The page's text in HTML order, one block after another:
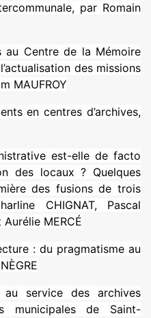
par Romain
au Centre de la Mémoire
des mis­sions
MAUFROY
en cen­tres d’archi­ves,
est-elle de facto
des locaux ? Quelques
des fusions de trois
CHIGNAT, Pascal
Aurélie MERCÉ
: du prag­ma­tisme au
ser­vice des archi­ves
muni­ci­pa­les de Saint-